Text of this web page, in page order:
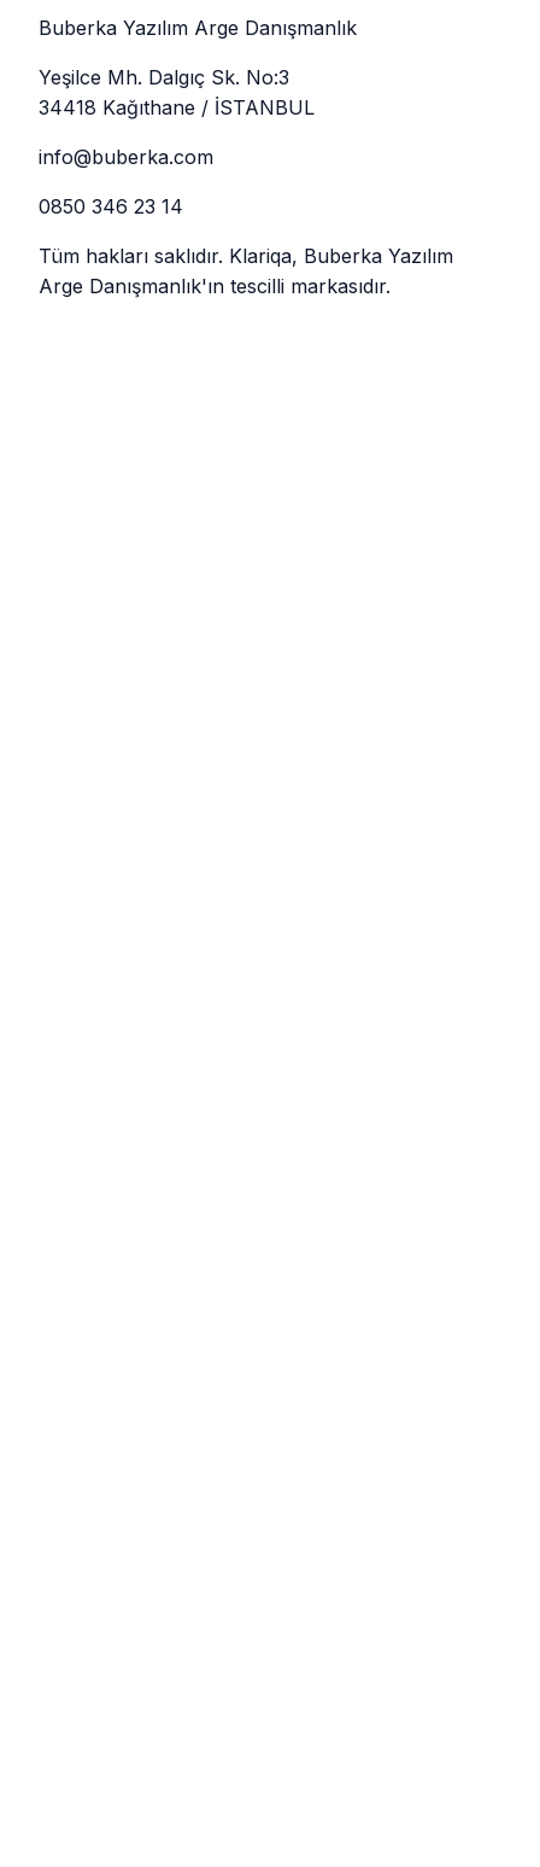
Buberka Yazılım Arge Danışmanlık
Yeşilce Mh. Dalgıç Sk. No:3
34418 Kağıthane / İSTANBUL
info@buberka.com
0850 346 23 14
Tüm hakları saklıdır. Klariqa, Buberka Yazılım
Arge Danışmanlık'ın tescilli markasıdır.